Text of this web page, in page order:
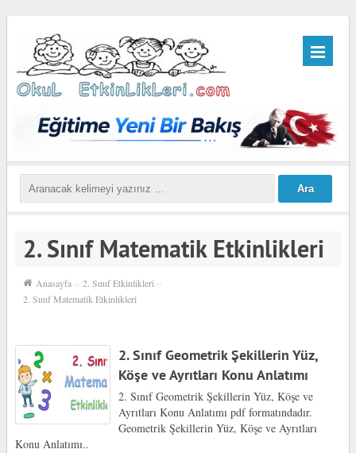
2. Sınıf Matematik Etkinlikleri
Anasayfa ›› 2. Sınıf Etkinlikleri ››
2. Sınıf Matematik Etkinlikleri
2. Sınıf Geometrik Şekillerin Yüz,
Köşe ve Ayrıtları Konu Anlatımı
2. Sınıf Geometrik Şekillerin Yüz, Köşe ve
Ayrıtları Konu Anlatımı pdf formatındadır.
Geometrik Şekillerin Yüz, Köşe ve Ayrıtları
Konu Anlatımı..